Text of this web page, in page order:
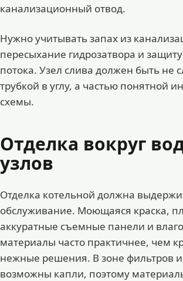
канализационный отвод.
Нужно учитывать запах из
пересыхание гидрозатвора и
потока. Узел слива должен быть не
трубкой в углу, а частью понятной
схемы.
Отделка вокруг
узлов
Отделка котельной должна
обслуживание. Моющаяся краска,
аккуратные съемные панели и
материалы часто практичнее, чем
нежные решения. В зоне фильтров
возможны капли, поэтому